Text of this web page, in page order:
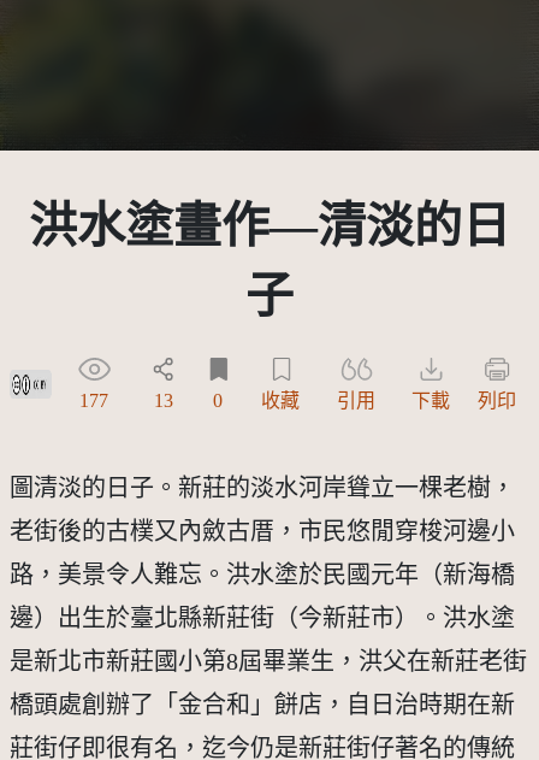
洪水塗畫作—清淡的日
子
創用CC姓名標示 3.0 台灣及其後版本(CC BY 3.0 TW +)
177 13 0 收藏 引用 下載 列印
圖清淡的日子。新莊的淡水河岸聳立一棵老樹，
老街後的古樸又內斂古厝，市民悠閒穿梭河邊小
路，美景令人難忘。洪水塗於民國元年（新海橋
邊）出生於臺北縣新莊街（今新莊市）。洪水塗
是新北市新莊國小第8屆畢業生，洪父在新莊老街
橋頭處創辦了「金合和」餅店，自日治時期在新
莊街仔即很有名，迄今仍是新莊街仔著名的傳統